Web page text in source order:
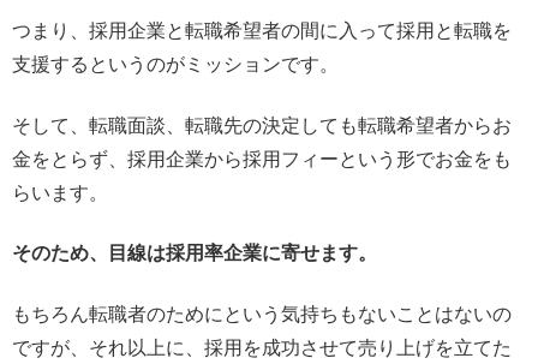
つまり、採用企業と転職希望者の間に入って採用と転職を
支援するというのがミッションです。
そして、転職面談、転職先の決定しても転職希望者からお
金をとらず、採用企業から採用フィーという形でお金をも
らいます。
そのため、目線は採用率企業に寄せます。
もちろん転職者のためにという気持ちもないことはないの
ですが、それ以上に、採用を成功させて売り上げを立てた